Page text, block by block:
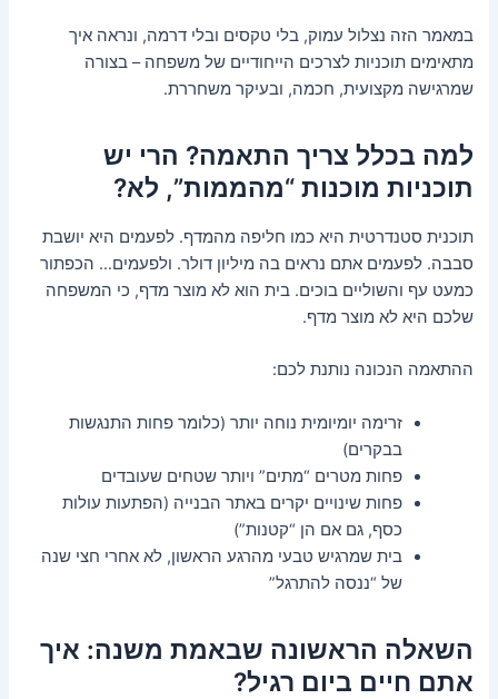
במאמר הזה נצלול עמוק, בלי טקסים ובלי דרמה, ונראה איך
מתאימים תוכניות לצרכים הייחודיים של משפחה – בצורה
שמרגישה מקצועית, חכמה, ובעיקר משחררת.
למה בכלל צריך התאמה? הרי יש
תוכניות מוכנות “מהממות”, לא?
תוכנית סטנדרטית היא כמו חליפה מהמדף. לפעמים היא יושבת
סבבה. לפעמים אתם נראים בה מיליון דולר. ולפעמים… הכפתור
כמעט עף והשוליים בוכים. בית הוא לא מוצר מדף, כי המשפחה
שלכם היא לא מוצר מדף.
ההתאמה הנכונה נותנת לכם:
זרימה יומיומית נוחה יותר (כלומר פחות התנגשות
בבקרים)
פחות מטרים “מתים” ויותר שטחים שעובדים
פחות שינויים יקרים באתר הבנייה (הפתעות עולות
כסף, גם אם הן “קטנות”)
בית שמרגיש טבעי מהרגע הראשון, לא אחרי חצי שנה
של “ננסה להתרגל”
השאלה הראשונה שבאמת משנה: איך
אתם חיים ביום רגיל?